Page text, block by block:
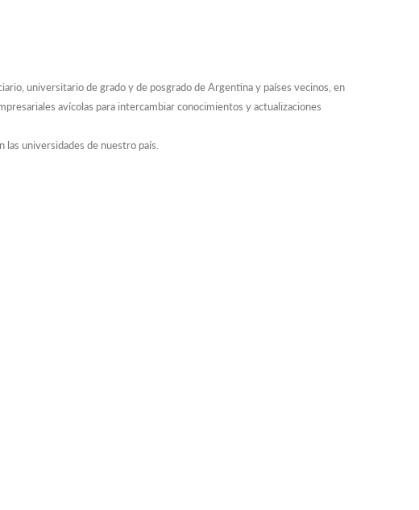
universitario de grado y de posgrado de Argentina y países vecinos, en
avícolas para intercambiar conocimientos y actualizaciones
las universidades de nuestro país.